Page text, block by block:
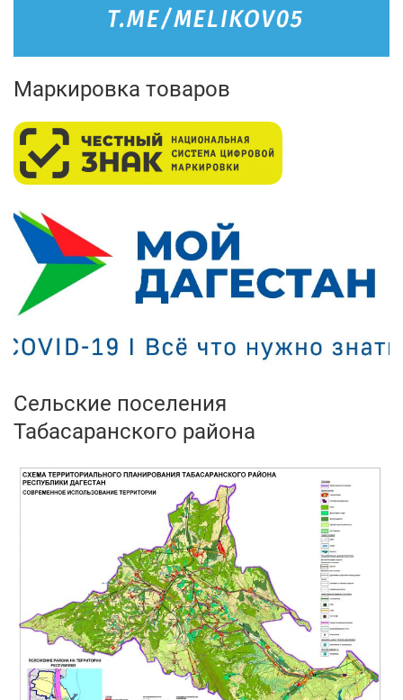
Маркировка товаров
Сельские поселения
Табасаранского района